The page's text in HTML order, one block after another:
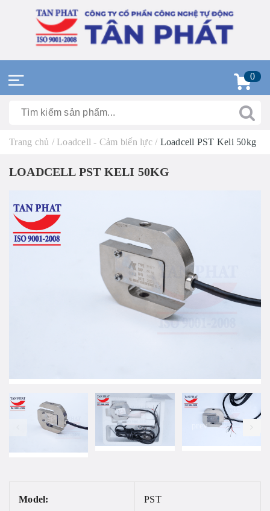
0
Trang chủ / Loadcell - Cảm biến lực / Loadcell PST Keli 50kg
LOADCELL PST KELI 50KG
prev
Model: PST